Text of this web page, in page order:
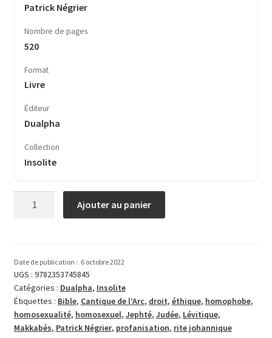
Patrick Négrier
Nombre de pages
520
Format
Livre
Éditeur
Dualpha
Collection
Insolite
et
droit
dans
la
Bible
Ajouter au panier
Date de publication : 6 octobre 2022
UGS : 9782353745845
Catégories : Dualpha, Insolite
Étiquettes : Bible, Cantique de l’Arc, droit, éthique, homophobe,
homosexualité, homosexuel, Jephté, Judée, Lévitique,
Makkabés, Patrick Négrier, profanisation, rite johannique